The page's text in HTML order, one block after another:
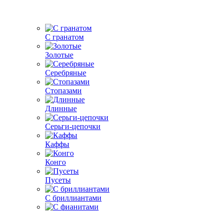
С гранатом
Золотые
Серебряные
Стопазами
Длинные
Серьги-цепочки
Каффы
Конго
Пусеты
С бриллиантами